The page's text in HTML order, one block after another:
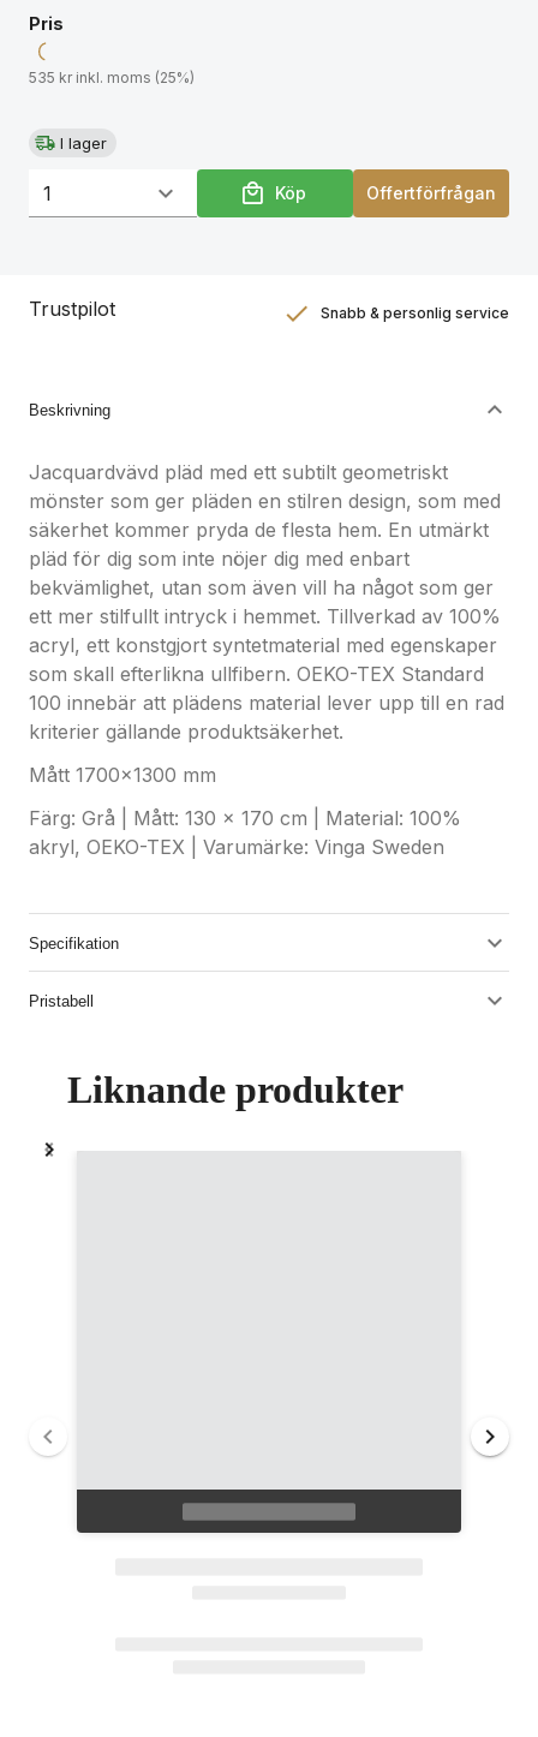
akryl, OEKO-TEX | Varumärke: Vinga Sweden
Pris
535 kr inkl. moms (25%)
I lager
Köp Offertförfrågan
Trustpilot Snabb & personlig service
Beskrivning
Jacquardvävd pläd med ett subtilt geometriskt
mönster som ger pläden en stilren design, som med
säkerhet kommer pryda de flesta hem. En utmärkt
pläd för dig som inte nöjer dig med enbart
bekvämlighet, utan som även vill ha något som ger
ett mer stilfullt intryck i hemmet. Tillverkad av 100%
acryl, ett konstgjort syntetmaterial med egenskaper
som skall efterlikna ullfibern. OEKO-TEX Standard
100 innebär att plädens material lever upp till en rad
kriterier gällande produktsäkerhet.
Mått 1700x1300 mm
Färg: Grå | Mått: 130 x 170 cm | Material: 100%
akryl, OEKO-TEX | Varumärke: Vinga Sweden
Specifikation
Pristabell
Liknande produkter